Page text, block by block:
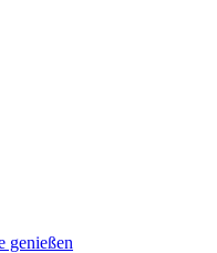
genießen